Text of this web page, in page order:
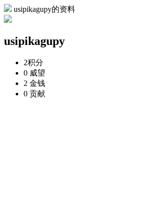
usipikagupy的资料
usipikagupy
2积分
0 威望
2 金钱
0 贡献